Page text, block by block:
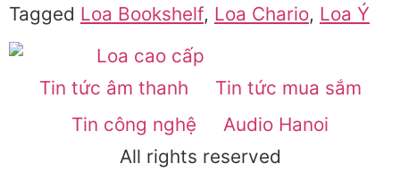
Tagged Loa Bookshelf, Loa Chario, Loa Ý
Tin tức âm thanh
Tin tức mua sắm
Tin công nghệ
Audio Hanoi
All rights reserved